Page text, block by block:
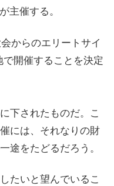
主催する。
からのエリートサイ
で開催することを決定
下されたものだ。こ
には、それなりの財
途をたどるだろう。
たいと望んでいるこ